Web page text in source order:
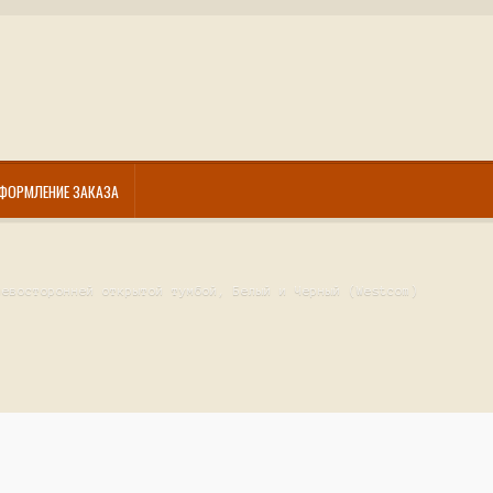
ЗАКАЗА
открытой тумбой, Белый и Черный (Westcom)